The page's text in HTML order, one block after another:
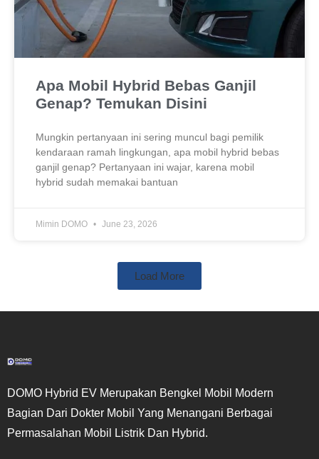
Apa Mobil Hybrid Bebas Ganjil
Genap? Temukan Disini
Mungkin pertanyaan ini sering muncul bagi pemilik
kendaraan ramah lingkungan, apa mobil hybrid bebas
ganjil genap? Pertanyaan ini wajar, karena mobil
hybrid sudah memakai bantuan
Mimin DOMO June 23, 2026
Load More
DOMO Hybrid EV Merupakan Bengkel Mobil Modern
Bagian Dari Dokter Mobil Yang Menangani Berbagai
Permasalahan Mobil Listrik Dan Hybrid.